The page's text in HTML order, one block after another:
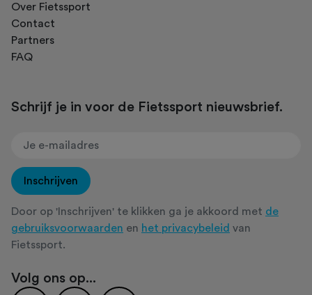
Over Fietssport
Contact
Partners
FAQ
Schrijf je in voor de Fietssport nieuwsbrief.
Inschrijven
Door op 'Inschrijven' te klikken ga je akkoord met de
gebruiksvoorwaarden en het privacybeleid van
Fietssport.
Volg ons op...